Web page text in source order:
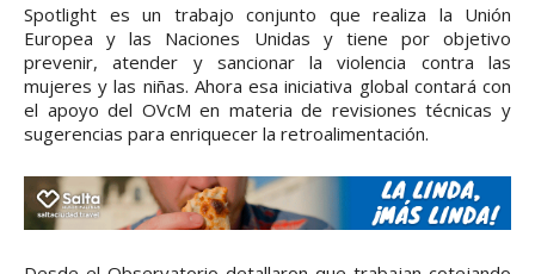
Spotlight es un trabajo conjunto que realiza la Unión
Europea y las Naciones Unidas y tiene por objetivo
prevenir, atender y sancionar la violencia contra las
mujeres y las niñas. Ahora esa iniciativa global contará con
el apoyo del OVcM en materia de revisiones técnicas y
sugerencias para enriquecer la retroalimentación.